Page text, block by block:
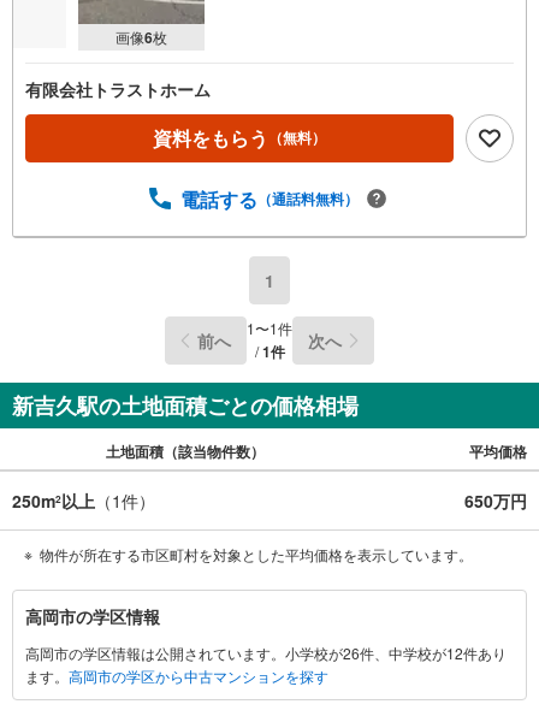
画像6枚
有限会社トラストホーム
資料をもらう （無料）
電話する （通話料無料）
1
前へ 1〜1件
/1件 次へ
新吉久駅の土地面積ごとの価格相場
土地面積（該当物件数） 平均価格
250m2以上 （1件） 650万円
物件が所在する市区町村を対象とした平均価格を表示しています。
高
岡
市
に
高岡市の学区情報
高岡市の学区情報は公開されています。小学校が26件、中学校が12件あり
ます。 高岡市の学区から中古マンションを探す